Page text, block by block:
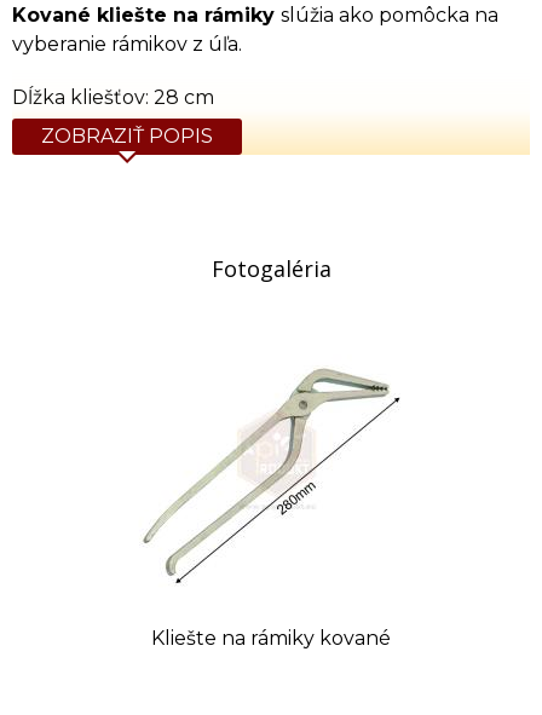
Kované kliešte na rámiky slúžia ako pomôcka na
vyberanie rámikov z úľa.
Dĺžka kliešťov: 28 cm
ZOBRAZIŤ POPIS
Fotogaléria
Kliešte na rámiky kované